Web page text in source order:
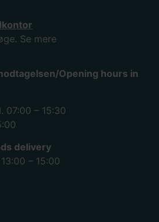
Se mere
Opening hours in
07:00 – 15:30
delivery
– 15:00